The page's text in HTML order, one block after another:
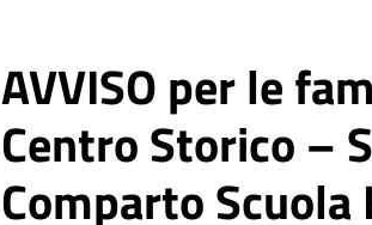
AVVISO per le
Centro Storico –
Comparto